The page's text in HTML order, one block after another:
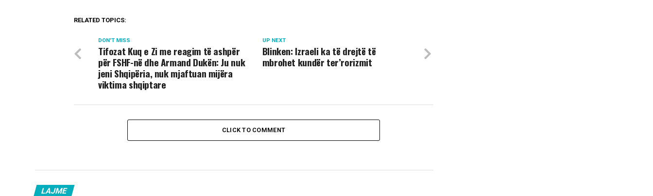
RELATED TOPICS:
UP NEXT
Blinken: Izraeli ka të drejtë të
mbrohet kundër ter’rorizmit
DON'T MISS
Tifozat Kuq e Zi me reagim të ashpër
për FSHF-në dhe Armand Dukën: Ju nuk
jeni Shqipëria, nuk mjaftuan mijëra
viktima shqiptare
CLICK TO COMMENT
LAJME